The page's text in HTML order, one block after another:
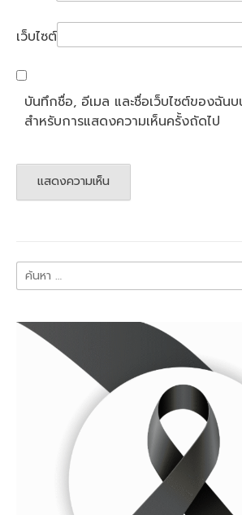
เว็บไซต์
บันทึกชื่อ, อีเมล และชื่อเว็บไซต์ของฉันบ
สำหรับการแสดงความเห็นครั้งถัดไป
ค้นหา
สำหรับ: